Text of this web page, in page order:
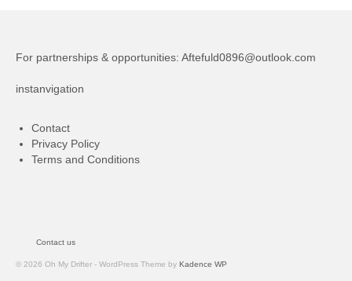
For partnerships & opportunities: Aftefuld0896@outlook.com
instanvigation
Contact
Privacy Policy
Terms and Conditions
Contact us
© 2026 Oh My Drifter - WordPress Theme by Kadence WP